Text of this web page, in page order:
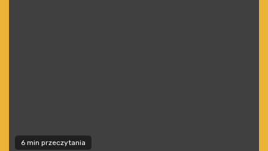
6 min przeczytania